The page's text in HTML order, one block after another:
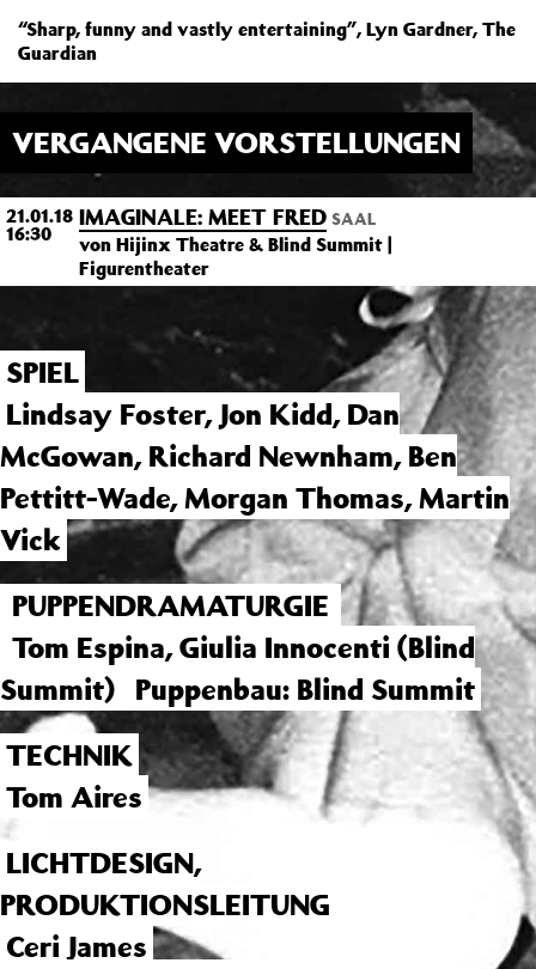
“Sharp, funny and vastly entertaining”, Lyn Gardner, The
Guardian
VERGANGENE VORSTELLUNGEN
21.01.18
16:30
IMAGINALE: MEET FRED SAAL
von Hijinx Theatre & Blind Summit |
Figurentheater
SPIEL
Lindsay Foster, Jon Kidd, Dan
McGowan, Richard Newnham, Ben
Pettitt-Wade, Morgan Thomas, Martin
Vick
PUPPENDRAMATURGIE
Tom Espina, Giulia Innocenti (Blind
Summit) Puppenbau: Blind Summit
TECHNIK
Tom Aires
LICHTDESIGN,
PRODUKTIONSLEITUNG
Ceri James